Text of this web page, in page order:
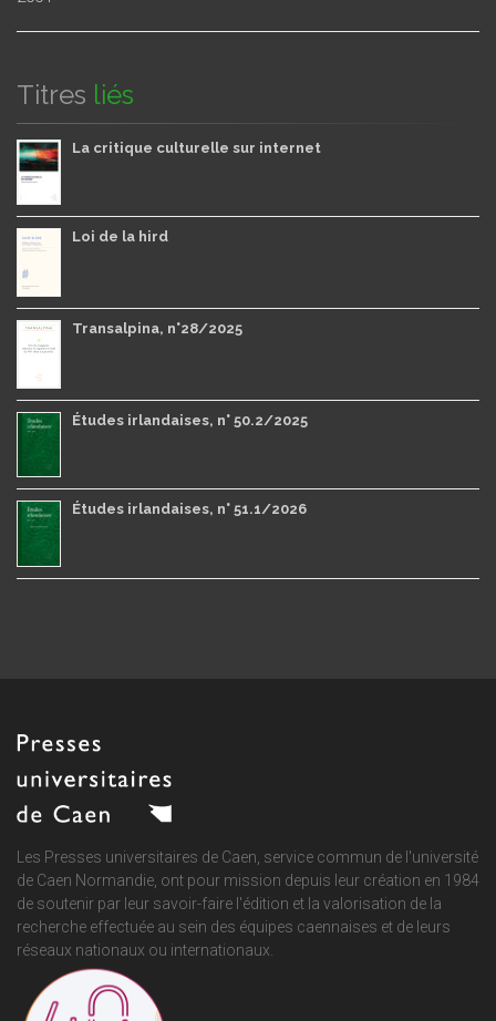
Titres liés
La critique culturelle sur internet
Loi de la hird
Transalpina, n°28/2025
Études irlandaises, n° 50.2/2025
Études irlandaises, n° 51.1/2026
Les Presses universitaires de Caen, service commun de l'université
de Caen Normandie , ont pour mission depuis leur création en 1984
de soutenir par leur savoir-faire l'édition et la valorisation de la
recherche effectuée au sein des équipes caennaises et de leurs
réseaux nationaux ou internationaux.